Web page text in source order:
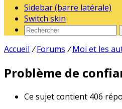
Sidebar (barre latérale)
Switch skin
Accueil / Forums / Moi et les
Problème de
Ce sujet contient 406